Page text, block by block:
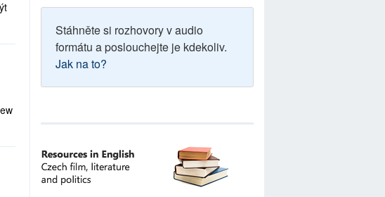
Stáhněte si rozhovory v audio
formátu a poslouchejte je kdekoliv.
Jak na to?